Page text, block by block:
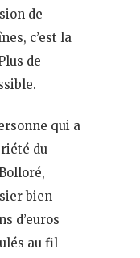
de
c’est la
de
qui a
du
bien
d’euros
au fil